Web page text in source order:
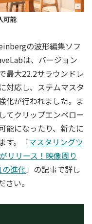
可能
の波形編集ソフ
は、バージョン
最大22.2サラウンドレ
対応し、ステムマスタ
化が行われました。ま
てクリップエンベロー
能になったり、新たに
す。「マスタリングツ
リリース！映像周り
進化 」の記事で詳し
い。